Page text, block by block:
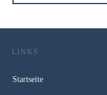
LINKS
Startseite